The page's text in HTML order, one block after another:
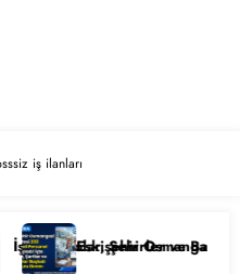
iş ilanları
Şehirler ve Başvuru Detayları
Eskişehir Osmangazi Üniversitesi